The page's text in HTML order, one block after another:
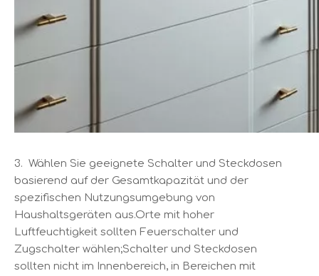
3. Wählen Sie geeignete Schalter und Steckdosen
basierend auf der Gesamtkapazität und der
spezifischen Nutzungsumgebung von
Haushaltsgeräten aus.Orte mit hoher
Luftfeuchtigkeit sollten Feuerschalter und
Zugschalter wählen;Schalter und Steckdosen
sollten nicht im Innenbereich, in Bereichen mit